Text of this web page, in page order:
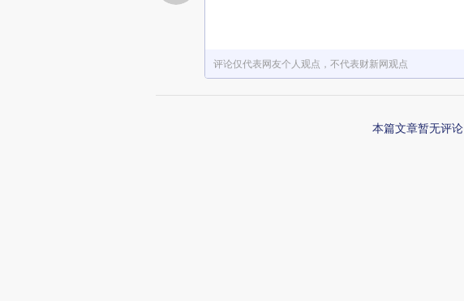
评论仅代表网友个人观点，不代表财新网观点
本篇文章暂无评论